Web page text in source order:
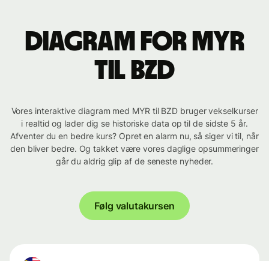
Diagram for MYR
til BZD
Vores interaktive diagram med MYR til BZD bruger vekselkurser
i realtid og lader dig se historiske data op til de sidste 5 år.
Afventer du en bedre kurs? Opret en alarm nu, så siger vi til, når
den bliver bedre. Og takket være vores daglige opsummeringer
går du aldrig glip af de seneste nyheder.
Følg valutakursen